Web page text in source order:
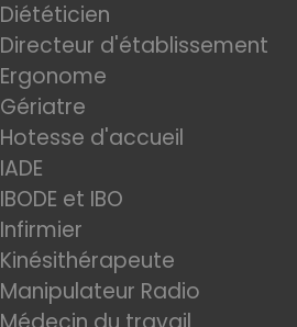
Diététicien
Directeur d'établissement
Ergonome
Gériatre
Hotesse d'accueil
IADE
IBODE et IBO
Infirmier
Kinésithérapeute
Manipulateur Radio